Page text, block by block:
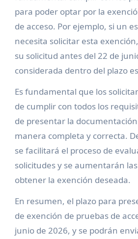
para poder optar por la
de acceso. Por ejemplo, si un
necesita solicitar esta
su solicitud antes del 22 de
considerada dentro del plazo
Es fundamental que los
de cumplir con todos los
de presentar la
manera completa y correcta.
se facilitará el proceso de
solicitudes y se aumentarán
obtener la exención deseada.
En resumen, el plazo para
de exención de pruebas de
junio de 2026, y se podrán